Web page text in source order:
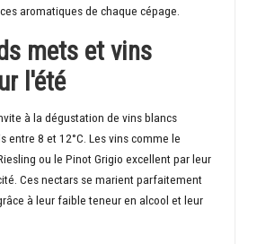
aromatiques de chaque cépage.
mets et vins
l'été
à la dégustation de vins blancs
entre 8 et 12°C. Les vins comme le
ou le Pinot Grigio excellent par leur
Ces nectars se marient parfaitement
à leur faible teneur en alcool et leur